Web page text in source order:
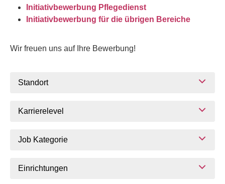
Initiativbewerbung Pflegedienst
Initiativbewerbung für die übrigen Bereiche
Wir freuen uns auf Ihre Bewerbung!
Standort
Karrierelevel
Job Kategorie
Einrichtungen